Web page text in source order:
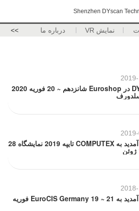
Shenzhen DYscan
نمایش VR درباره ما >>
DYscan در Euroshop شانزدهم ~ 20 فوریه 2020
خوش آمدید به COMPUTEX تایپه 2019 نمایشگاه 28
خوش آمدید به EuroCIS Germany 19 ~ 21 فوریه